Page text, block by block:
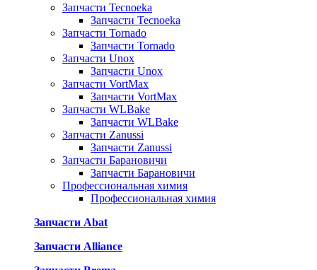
Запчасти Tecnoeka
Запчасти Tecnoeka
Запчасти Tornado
Запчасти Tornado
Запчасти Unox
Запчасти Unox
Запчасти VortMax
Запчасти VortMax
Запчасти WLBake
Запчасти WLBake
Запчасти Zanussi
Запчасти Zanussi
Запчасти Барановичи
Запчасти Барановичи
Профессиональная химия
Профессиональная химия
Запчасти Abat
Запчасти Alliance